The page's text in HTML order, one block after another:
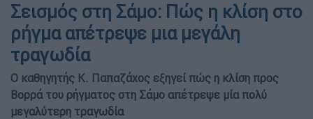
Σεισμός στη Σάμο: Πώς η κλίση στο
ρήγμα απέτρεψε μια μεγάλη
τραγωδία
O καθηγητής Κ. Παπαζάχος εξηγεί πώς η κλίση προς
Βορρά του ρήγματος στη Σάμο απέτρεψε μία πολύ
μεγαλύτερη τραγωδία